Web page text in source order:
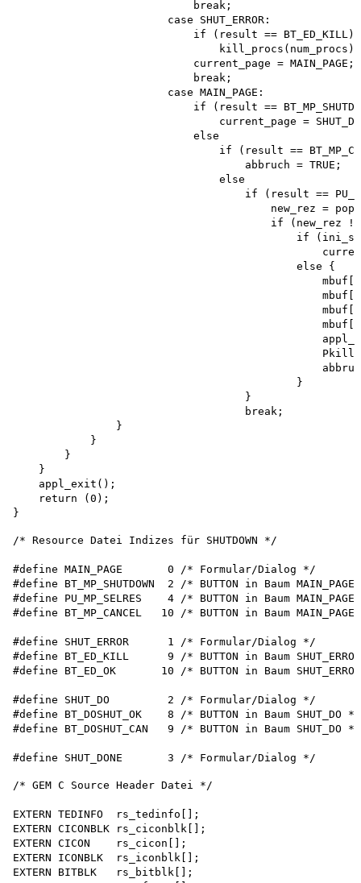
                            break;
                        case SHUT_ERROR:
                            if (result == BT_ED_KILL)
                            current_page = MAIN_PAGE;
                            break;
                        case MAIN_PAGE:
if (result ==
current_page =
                            else
if (result ==
                                    abbruch = TRUE;
                                else
if (result ==
new_rez =
if (new_rez
if
                                            else {
                                            }
                                    }
                                    break;
                }
            }
        }
    }
    appl_exit();
    return (0);
/* Resource Datei Indizes für SHUTDOWN */
#define MAIN_PAGE       0 /* Formular/Dialog */
#define BT_MP_SHUTDOWN  2 /* BUTTON in Baum
#define PU_MP_SELRES    4 /* BUTTON in Baum
#define BT_MP_CANCEL   10 /* BUTTON in Baum
#define SHUT_ERROR      1 /* Formular/Dialog */
#define BT_ED_KILL      9 /* BUTTON in Baum
#define BT_ED_OK       10 /* BUTTON in Baum
#define SHUT_DO         2 /* Formular/Dialog */
#define BT_DOSHUT_OK    8 /* BUTTON in Baum SHUT_DO */
#define BT_DOSHUT_CAN   9 /* BUTTON in Baum SHUT_DO */
/* GEM C Source Header Datei */
EXTERN TEDINFO  rs_tedinfo[];
EXTERN CICONBLK rs_ciconblk[];
EXTERN CICON    rs_cicon[];
EXTERN ICONBLK  rs_iconblk[];
EXTERN BITBLK   rs_bitblk[];